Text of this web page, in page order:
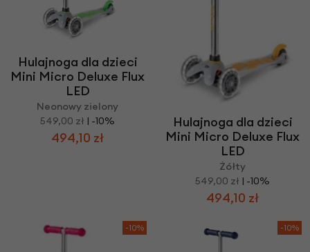
Hulajnoga dla dzieci
Mini Micro Deluxe Flux
LED
Neonowy zielony
549,00 zł | -10%
494,10 zł
Hulajnoga dla dzieci
Mini Micro Deluxe Flux
LED
Żółty
549,00 zł | -10%
494,10 zł
-10% -10%